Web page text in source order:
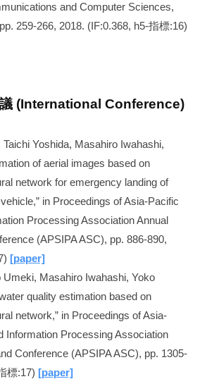
and Computer Sciences,
259-266, 2018. (IF:0.368, h5-指標:16)
(International Conference)
Yoshida, Masahiro Iwahashi,
of aerial images based on
network for emergency landing of
in Proceedings of Asia-Pacific
Processing Association Annual
(APSIPA ASC), pp. 886-890,
[paper]
Umeki, Masahiro Iwahashi, Yoko
quality estimation based on
network,” in Proceedings of Asia-
Information Processing Association
Conference (APSIPA ASC), pp. 1305-
標:17) [paper]